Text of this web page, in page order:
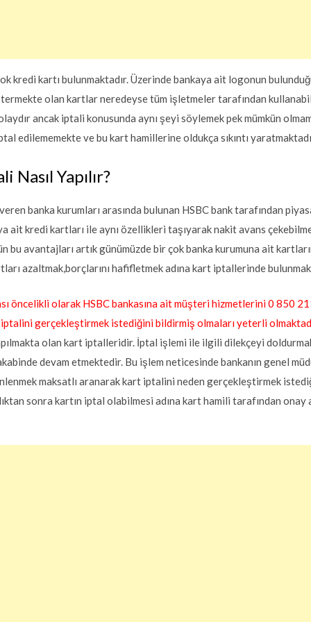
kredi kartı bulunmaktadır. Üzerinde bankaya ait logonun
olan kartlar neredeyse tüm işletmeler tarafından
ancak iptali konusunda aynı şeyi söylemek pek mümkün
edilememekte ve bu kart hamillerine oldukça sıkıntı
Nasıl Yapılır?
banka kurumları arasında bulunan HSBC bank tarafından
ait kredi kartları ile aynı özellikleri taşıyarak nakit avans
bu avantajları artık günümüzde bir çok banka kurumuna ait
azaltmak,borçlarını hafifletmek adına kart iptallerinde
öncelikli olarak HSBC bankasına ait müşteri hizmetlerini 0 850
gerçekleştirmek istediğini bildirmiş olmaları yeterli
olan kart iptalleridir. İptal işlemi ile ilgili dilekçeyi
devam etmektedir. Bu işlem neticesinde bankanın genel
maksatlı aranarak kart iptalini neden gerçekleştirmek
sonra kartın iptal olabilmesi adına kart hamili tarafından onay